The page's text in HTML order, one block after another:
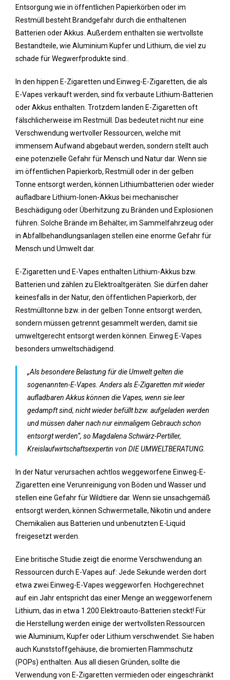
Entsorgung wie in öffentlichen Papierkörben oder im
Restmüll besteht Brandgefahr durch die enthaltenen
Batterien oder Akkus. Außerdem enthalten sie wertvollste
Bestandteile, wie Aluminium Kupfer und Lithium, die viel zu
schade für Wegwerfprodukte sind..
In den hippen E-Zigaretten und Einweg-E-Zigaretten, die als
E-Vapes verkauft werden, sind fix verbaute Lithium-Batterien
oder Akkus enthalten. Trotzdem landen E-Zigaretten oft
fälschlicherweise im Restmüll. Das bedeutet nicht nur eine
Verschwendung wertvoller Ressourcen, welche mit
immensem Aufwand abgebaut werden, sondern stellt auch
eine potenzielle Gefahr für Mensch und Natur dar. Wenn sie
im öffentlichen Papierkorb, Restmüll oder in der gelben
Tonne entsorgt werden, können Lithiumbatterien oder wieder
aufladbare Lithium-Ionen-Akkus bei mechanischer
Beschädigung oder Überhitzung zu Bränden und Explosionen
führen. Solche Brände im Behälter, im Sammelfahrzeug oder
in Abfallbehandlungsanlagen stellen eine enorme Gefahr für
Mensch und Umwelt dar.
E-Zigaretten und E-Vapes enthalten Lithium-Akkus bzw.
Batterien und zählen zu Elektroaltgeräten. Sie dürfen daher
keinesfalls in der Natur, den öffentlichen Papierkorb, der
Restmülltonne bzw. in der gelben Tonne entsorgt werden,
sondern müssen getrennt gesammelt werden, damit sie
umweltgerecht entsorgt werden können. Einweg E-Vapes
besonders umweltschädigend.
„Als besondere Belastung für die Umwelt gelten die
sogenannten-E-Vapes. Anders als E-Zigaretten mit wieder
aufladbaren Akkus können die Vapes, wenn sie leer
gedampft sind, nicht wieder befüllt bzw. aufgeladen werden
und müssen daher nach nur einmaligem Gebrauch schon
entsorgt werden“, so Magdalena Schwärz-Pertiller,
Kreislaufwirtschaftsexpertin von DIE UMWELTBERATUNG.
In der Natur verursachen achtlos weggeworfene Einweg-E-
Zigaretten eine Verunreinigung von Böden und Wasser und
stellen eine Gefahr für Wildtiere dar. Wenn sie unsachgemäß
entsorgt werden, können Schwermetalle, Nikotin und andere
Chemikalien aus Batterien und unbenutzten E-Liquid
freigesetzt werden.
Eine britische Studie zeigt die enorme Verschwendung an
Ressourcen durch E-Vapes auf: Jede Sekunde werden dort
etwa zwei Einweg-E-Vapes weggeworfen. Hochgerechnet
auf ein Jahr entspricht das einer Menge an weggeworfenem
Lithium, das in etwa 1.200 Elektroauto-Batterien steckt! Für
die Herstellung werden einige der wertvollsten Ressourcen
wie Aluminium, Kupfer oder Lithium verschwendet. Sie haben
auch Kunststoffgehäuse, die bromierten Flammschutz
(POPs) enthalten. Aus all diesen Gründen, sollte die
Verwendung von E-Zigaretten vermieden oder eingeschränkt